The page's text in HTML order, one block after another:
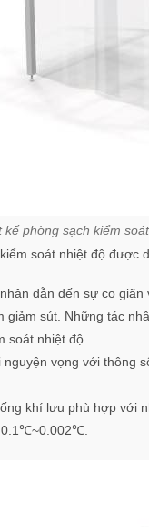
kế phòng sạch kiểm
soát nhiệt độ được
dẫn đến sự co
giảm sút. Những tác
soát nhiệt độ
vọng với thông
khí lưu phù hợp với
0.1℃~0.002℃.